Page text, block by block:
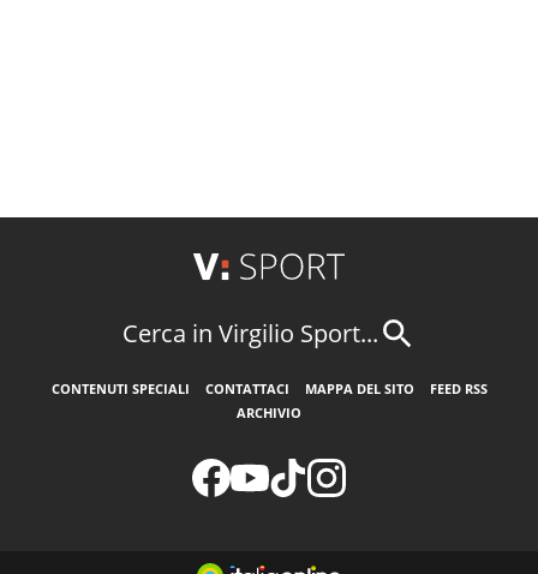
Cerca in Virgilio Sport...
CONTENUTI SPECIALI CONTATTACI MAPPA DEL SITO
FEED RSS
ARCHIVIO